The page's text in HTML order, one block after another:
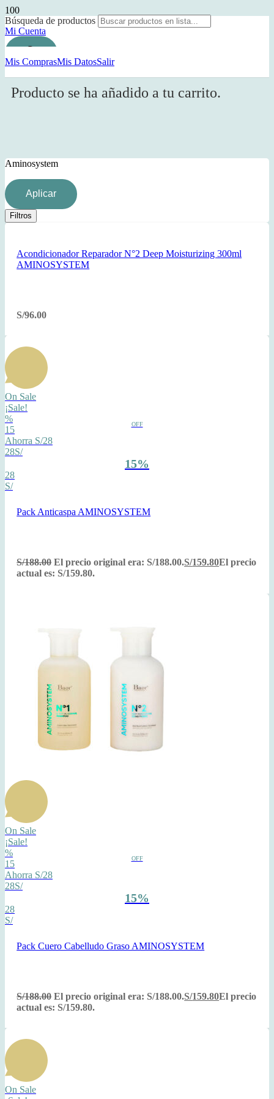
Búsqueda de productos
Mi Cuenta
Mis ComprasMis DatosSalir
Producto se ha añadido a tu carrito.
Aminosystem
Aplicar
Filtros
Acondicionador Reparador N°2 Deep Moisturizing 300ml
AMINOSYSTEM
S/96.00
On Sale
¡Sale!
%
OFF
15
Ahorra S/28
28S/
15%
28
S/
Pack Anticaspa AMINOSYSTEM
S/188.00 El precio original era: S/188.00.S/159.80El precio
actual es: S/159.80.
On Sale
¡Sale!
%
OFF
15
Ahorra S/28
28S/
15%
28
S/
Pack Cuero Cabelludo Graso AMINOSYSTEM
S/188.00 El precio original era: S/188.00.S/159.80El precio
actual es: S/159.80.
On Sale